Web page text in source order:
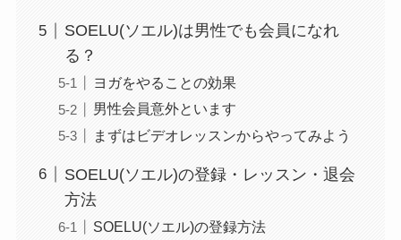
SOELU(ソエル)は男性でも会員になれ
る？
ヨガをやることの効果
男性会員意外といます
まずはビデオレッスンからやってみよう
SOELU(ソエル)の登録・レッスン・退会
方法
SOELU(ソエル)の登録方法